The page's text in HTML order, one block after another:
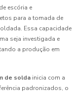
escória e
para a tomada de
Essa capacidade
seja investigada e
a produção em
de solda inicia com a
padronizados, o